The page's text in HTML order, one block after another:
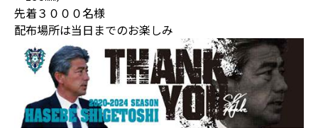
先着３０００名様
配布場所は当日までのお楽しみ